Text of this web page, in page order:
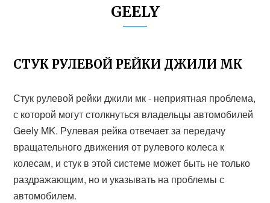
GEELY
СТУК РУЛЕВОЙ РЕЙКИ ДЖИЛИ МК
Стук рулевой рейки джили мк - неприятная проблема,
с которой могут столкнуться владельцы автомобилей
Geely MK. Рулевая рейка отвечает за передачу
вращательного движения от рулевого колеса к
колесам, и стук в этой системе может быть не только
раздражающим, но и указывать на проблемы с
автомобилем.